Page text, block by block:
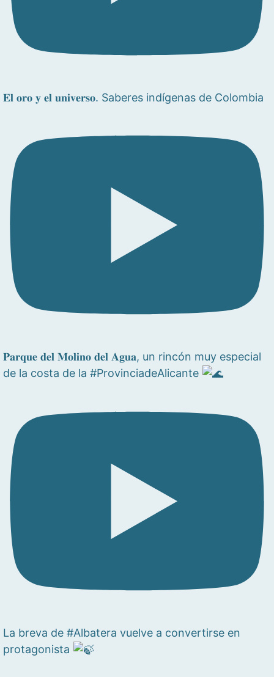
𝐄𝐥 𝐨𝐫𝐨 𝐲 𝐞𝐥 𝐮𝐧𝐢𝐯𝐞𝐫𝐬𝐨. Saberes indígenas de Colombia
𝐏𝐚𝐫𝐪𝐮𝐞 𝐝𝐞𝐥 𝐌𝐨𝐥𝐢𝐧𝐨 𝐝𝐞𝐥 𝐀𝐠𝐮𝐚, un rincón muy especial
de la costa de la #ProvinciadeAlicante
La breva de #Albatera vuelve a convertirse en
protagonista